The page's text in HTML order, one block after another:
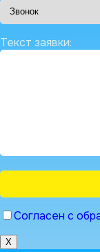
Текст заявки:
Согласен с
X